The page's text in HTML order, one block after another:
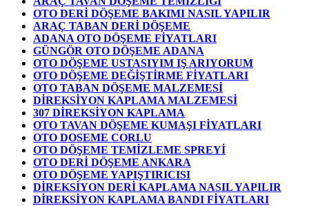
OTO DERİ DÖŞEME BAKIMI NASIL YAPILIR
ARAÇ TABAN DERİ DÖŞEME
ADANA OTO DÖŞEME FİYATLARI
GÜNGÖR OTO DÖŞEME ADANA
OTO DÖŞEME USTASIYIM IŞ ARIYORUM
OTO DÖŞEME DEĞİŞTİRME FİYATLARI
OTO TABAN DÖŞEME MALZEMESİ
DİREKSİYON KAPLAMA MALZEMESİ
307 DİREKSİYON KAPLAMA
OTO TAVAN DÖŞEME KUMAŞI FİYATLARI
OTO DOSEME CORLU
OTO DÖŞEME TEMİZLEME SPREYİ
OTO DERİ DÖŞEME ANKARA
OTO DÖŞEME YAPIŞTIRICISI
DİREKSİYON DERİ KAPLAMA NASIL YAPILIR
DİREKSİYON KAPLAMA BANDI FİYATLARI